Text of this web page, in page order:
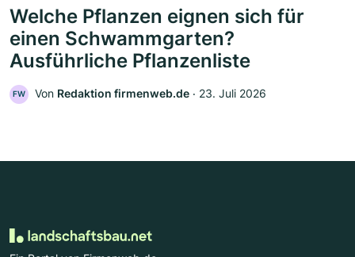
Welche Pflanzen eignen sich für
einen Schwammgarten?
Ausführliche Pflanzenliste
FW Von Redaktion firmenweb.de ‧ 23. Juli 2026